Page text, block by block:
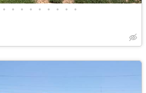
• • • • • • • • •